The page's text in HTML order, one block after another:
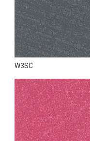
W3SC